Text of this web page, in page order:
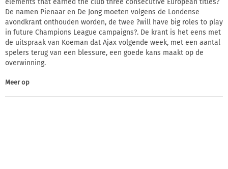
De namen Pienaar en De Jong moeten volgens de Londense
avondkrant onthouden worden, de twee ?will have big roles to play
in future Champions League campaigns?. De krant is het eens met
de uitspraak van Koeman dat Ajax volgende week, met een aantal
spelers terug van een blessure, een goede kans maakt op de
overwinning.
Meer op